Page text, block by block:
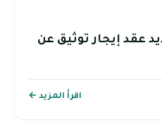
عقد إيجار توثيق عن
اقرأ المزيد ←